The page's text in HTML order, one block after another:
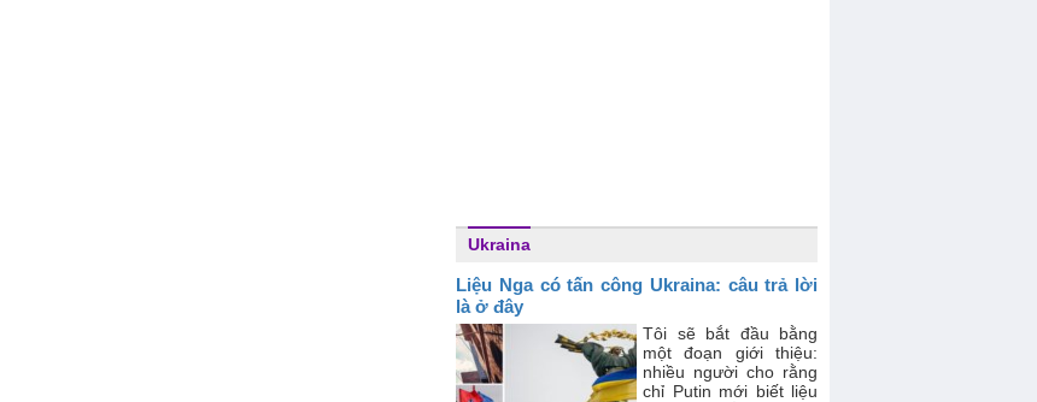
Ukraina
Liệu Nga có tấn công Ukraina: câu trả lời
là ở đây
Tôi sẽ bắt đầu bằng
một đoạn giới thiệu:
nhiều người cho rằng
chỉ Putin mới biết liệu